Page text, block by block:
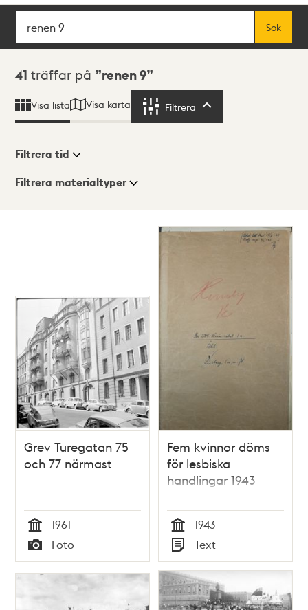
Sök
Sök
Sökresultat
41 träffar på renen 9
Visa lista Visa karta Filtrera
Visningsläge
Filtrera tid
Filtrera materialtyper
Grev Turegatan 75
och 77 närmast
Tid
1961
Typ
Foto
Fem kvinnor döms
för lesbiska
handlingar 1943
Tid
1943
Typ
Text